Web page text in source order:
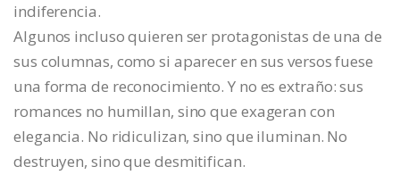
indiferencia.
Algunos incluso quieren ser protagonistas de una de
sus columnas, como si aparecer en sus versos fuese
una forma de reconocimiento. Y no es extraño: sus
romances no humillan, sino que exageran con
elegancia. No ridiculizan, sino que iluminan. No
destruyen, sino que desmitifican.